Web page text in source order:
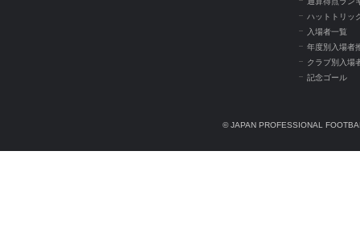
ハットトリッ
入場者一覧
年度別入場者
クラブ別入場
記念ゴール
© JAPAN PROFESSIONAL